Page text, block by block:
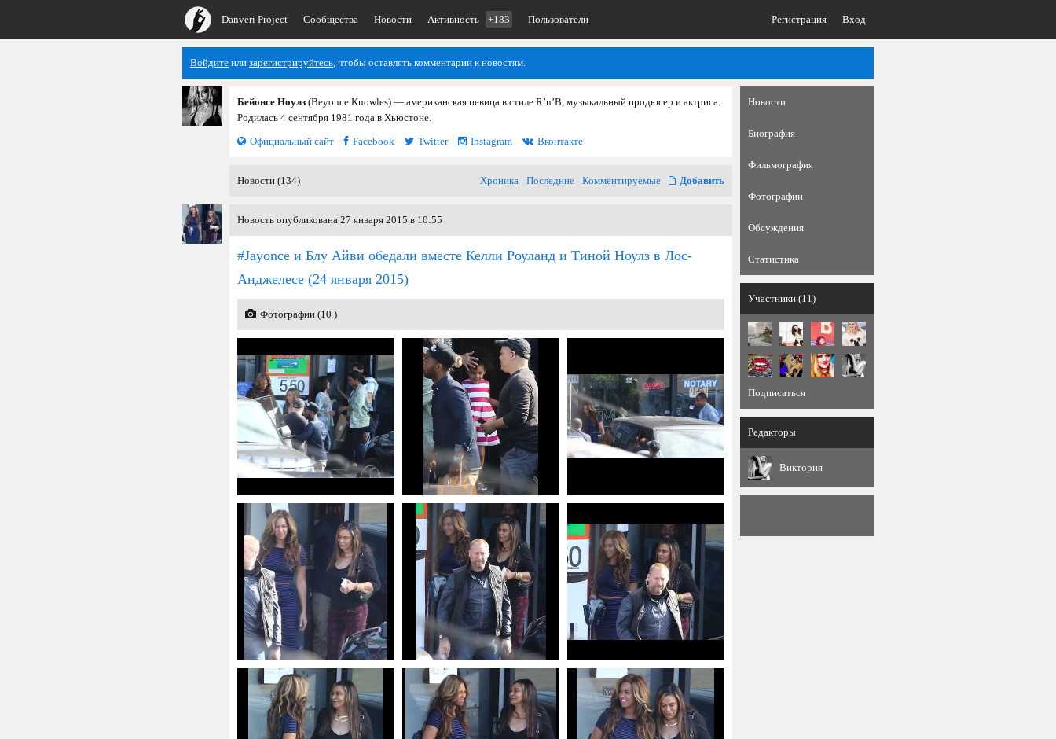
Danveri Project Сообщества Новости Активность +183 Пользователи Регистрация Вход
Войдите или зарегистрируйтесь, чтобы оставлять комментарии к новостям.
Бейонсе Ноулз (Beyonce Knowles) — американская певица в стиле R’n’B, музыкальный продюсер и актриса.
Родилась 4 сентября 1981 года в Хьюстоне.
Официальный сайт
Facebook Twitter Instagram Вконтакте
Новости (134) Хроника Последние Комментируемые Добавить
Новость опубликована 27 января 2015 в 10:55
#Jayonce и Блу Айви обедали вместе Келли Роуланд и Тиной Ноулз в Лос-
Анджелесе (24 января 2015)
Фотографии (10 )
Новости
Биография
Фильмография
Фотографии
Обсуждения
Статистика
Участники (11)
Подписаться
Редакторы
Виктория